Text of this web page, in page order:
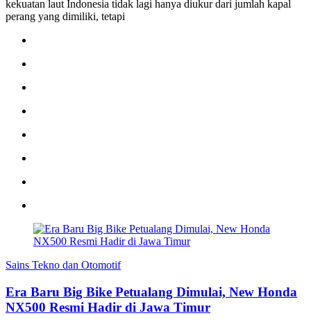
kekuatan laut Indonesia tidak lagi hanya diukur dari jumlah kapal
perang yang dimiliki, tetapi
Sains Tekno dan Otomotif
Era Baru Big Bike Petualang Dimulai, New Honda
NX500 Resmi Hadir di Jawa Timur